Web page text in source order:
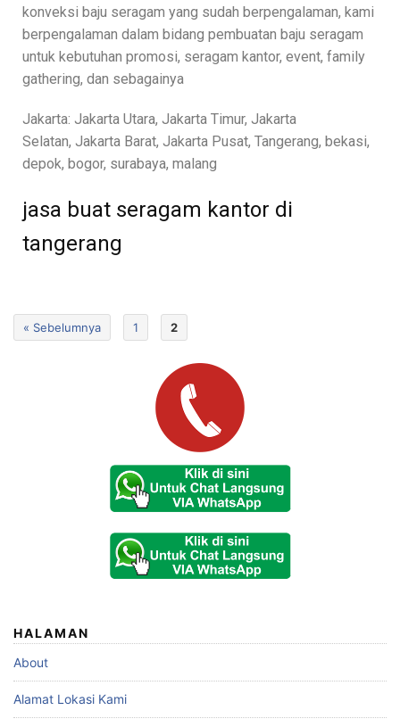
konveksi baju seragam yang sudah berpengalaman, kami
berpengalaman dalam bidang pembuatan baju seragam
untuk kebutuhan promosi, seragam kantor, event, family
gathering, dan sebagainya
Jakarta: Jakarta Utara, Jakarta Timur, Jakarta
Selatan, Jakarta Barat, Jakarta Pusat, Tangerang, bekasi,
depok, bogor, surabaya, malang
jasa buat seragam kantor di
tangerang
« Sebelumnya 1 2
HALAMAN
About
Alamat Lokasi Kami